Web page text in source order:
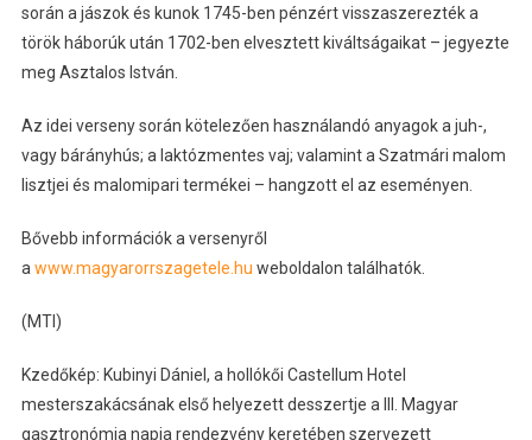
során a jászok és kunok 1745-ben pénzért visszaszerezték a
török háborúk után 1702-ben elvesztett kiváltságaikat – jegyezte
meg Asztalos István.
Az idei verseny során kötelezően használandó anyagok a juh-,
vagy bárányhús; a laktózmentes vaj; valamint a Szatmári malom
lisztjei és malomipari termékei – hangzott el az eseményen.
Bővebb információk a versenyről
a www.magyarorrszagetele.hu weboldalon találhatók.
(MTI)
Kzedőkép: Kubinyi Dániel, a hollókői Castellum Hotel
mesterszakácsának első helyezett desszertje a III. Magyar
gasztronómia napja rendezvény keretében szervezett